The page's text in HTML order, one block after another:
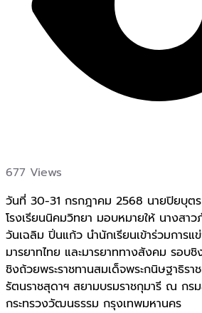
677 Views
วันที่ 30-31 กรกฎาคม 2568 นายปิยบุตร
โรงเรียนนิคมวิทยา มอบหมายให้ นางสาว
วันเฉลิม ปิ่นแก้ว นำนักเรียนเข้าร่วมการ
มารยาทไทย และมารยาททางสังคม รอบชิ
ชิงถ้วยพระราชทานสมเด็จพระกนิษฐาธิรา
รัตนราชสุดาฯ สยามบรมราชกุมารี ณ กร
กระทรวงวัฒนธรรม กรุงเทพมหานคร